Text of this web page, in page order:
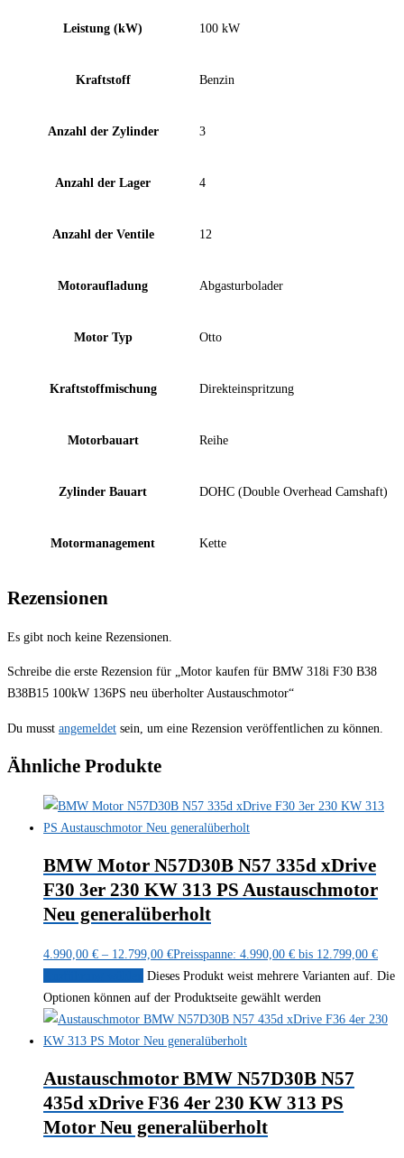
Leistung (kW) 100 kW
Kraftstoff Benzin
Anzahl der Zylinder 3
Anzahl der Lager 4
Anzahl der Ventile 12
Motoraufladung Abgasturbolader
Motor Typ Otto
Kraftstoffmischung Direkteinspritzung
Motorbauart Reihe
Zylinder Bauart DOHC (Double Overhead Camshaft)
Motormanagement Kette
Rezensionen
Es gibt noch keine Rezensionen.
Schreibe die erste Rezension für „Motor kaufen für BMW 318i F30 B38
B38B15 100kW 136PS neu überholter Austauschmotor“
Du musst angemeldet sein, um eine Rezension veröffentlichen zu können.
Ähnliche Produkte
BMW Motor N57D30B N57 335d xDrive
F30 3er 230 KW 313 PS Austauschmotor
Neu generalüberholt
4.990,00 € – 12.799,00 €Preisspanne: 4.990,00 € bis 12.799,00 €
Dieses Produkt weist mehrere Varianten auf. Die
Optionen können auf der Produktseite gewählt werden
Austauschmotor BMW N57D30B N57
435d xDrive F36 4er 230 KW 313 PS
Motor Neu generalüberholt